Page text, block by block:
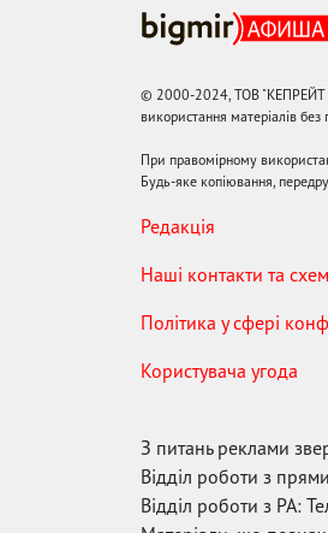
© 2000-2024, ТОВ "КЕПРЕЙТ
використання матеріалів
При правомірному
Будь-яке копіювання,
Редакція
Наші контакти та
Політика у сфері
Користувача угода
З питань реклами
Відділ роботи з
Відділ роботи з РА: